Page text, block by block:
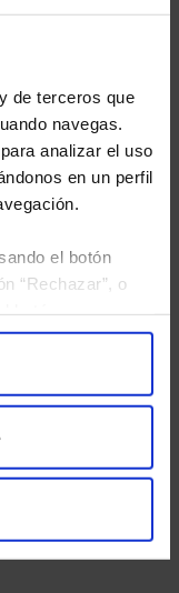
de terceros que
navegas.
analizar el uso
en un perfil
el botón
“Rechazar”, o
el